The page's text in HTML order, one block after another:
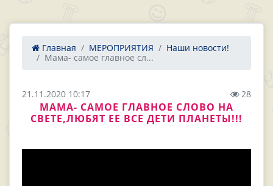
Главная МЕРОПРИЯТИЯ
Наши новости!
Мама- самое главное сл...
21.11.2020 10:17 28
МАМА- САМОЕ ГЛАВНОЕ СЛОВО НА
СВЕТЕ,ЛЮБЯТ ЕЕ ВСЕ ДЕТИ ПЛАНЕТЫ!!!